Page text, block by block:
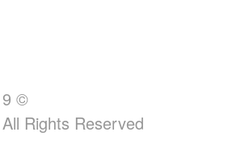
©
Rights Reserved